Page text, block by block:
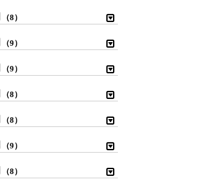
（8）
（9）
（9）
（8）
（8）
（9）
（8）